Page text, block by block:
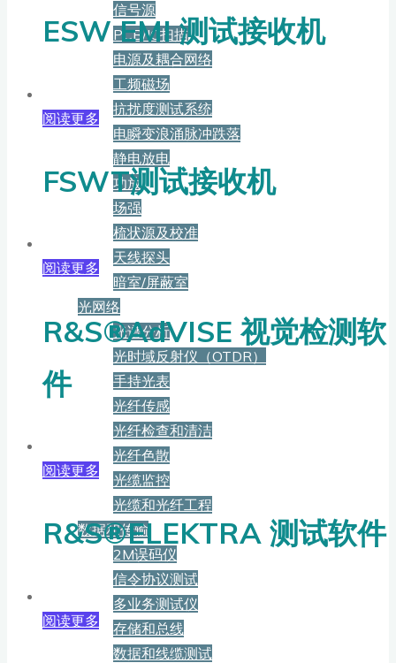
信号源
PCB/IC扫描
电源及耦合网络
工频磁场
抗扰度测试系统
电瞬变浪涌脉冲跌落
静电放电
功放
场强
梳状源及校准
天线探头
暗室/屏蔽室
光网络
光谱分析
光时域反射仪（OTDR）
手持光表
光纤传感
光纤检查和清洁
光纤色散
光缆监控
光缆和光纤工程
数据和传输
2M误码仪
信令协议测试
多业务测试仪
存储和总线
数据和线缆测试
ESW EMI 测试接收机
阅读更多
FSWT测试接收机
阅读更多
R&S®AdVISE 视觉检测软
件
阅读更多
R&S®ELEKTRA 测试软件
阅读更多